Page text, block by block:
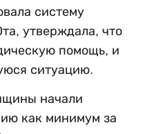
систему
утверждала, что
помощь, и
ситуацию.
начали
как минимум за